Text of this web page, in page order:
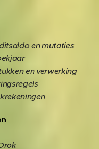
en mutaties
en verwerking